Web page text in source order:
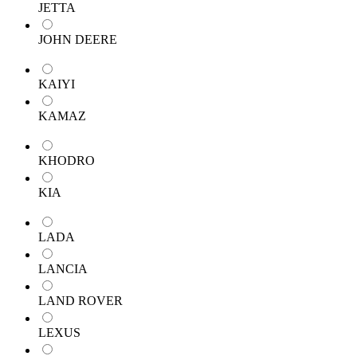
JETTA
JOHN DEERE
KAIYI
KAMAZ
KHODRO
KIA
LADA
LANCIA
LAND ROVER
LEXUS